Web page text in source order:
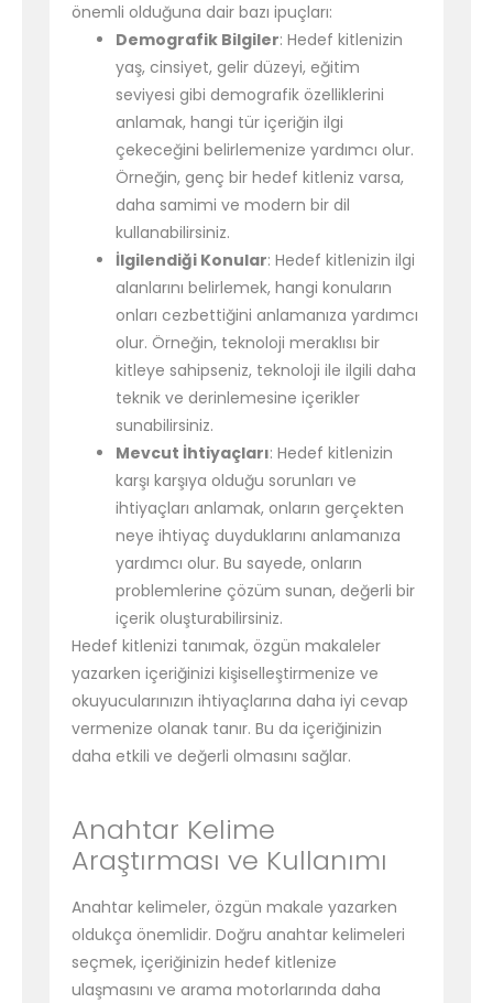
önemli olduğuna dair bazı ipuçları:
Demografik Bilgiler: Hedef kitlenizin
yaş, cinsiyet, gelir düzeyi, eğitim
seviyesi gibi demografik özelliklerini
anlamak, hangi tür içeriğin ilgi
çekeceğini belirlemenize yardımcı olur.
Örneğin, genç bir hedef kitleniz varsa,
daha samimi ve modern bir dil
kullanabilirsiniz.
İlgilendiği Konular: Hedef kitlenizin ilgi
alanlarını belirlemek, hangi konuların
onları cezbettiğini anlamanıza yardımcı
olur. Örneğin, teknoloji meraklısı bir
kitleye sahipseniz, teknoloji ile ilgili daha
teknik ve derinlemesine içerikler
sunabilirsiniz.
Mevcut İhtiyaçları: Hedef kitlenizin
karşı karşıya olduğu sorunları ve
ihtiyaçları anlamak, onların gerçekten
neye ihtiyaç duyduklarını anlamanıza
yardımcı olur. Bu sayede, onların
problemlerine çözüm sunan, değerli bir
içerik oluşturabilirsiniz.
Hedef kitlenizi tanımak, özgün makaleler
yazarken içeriğinizi kişiselleştirmenize ve
okuyucularınızın ihtiyaçlarına daha iyi cevap
vermenize olanak tanır. Bu da içeriğinizin
daha etkili ve değerli olmasını sağlar.
Anahtar Kelime
Araştırması ve Kullanımı
Anahtar kelimeler, özgün makale yazarken
oldukça önemlidir. Doğru anahtar kelimeleri
seçmek, içeriğinizin hedef kitlenize
ulaşmasını ve arama motorlarında daha